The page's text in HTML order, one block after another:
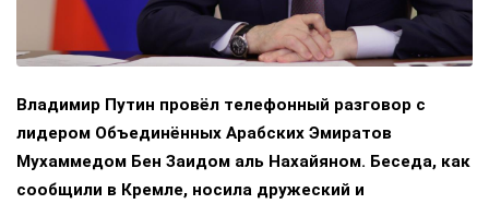
Владимир Путин провёл телефонный разговор с
лидером Объединённых Арабских Эмиратов
Мухаммедом Бен Заидом аль Нахайяном. Беседа, как
сообщили в Кремле, носила дружеский и